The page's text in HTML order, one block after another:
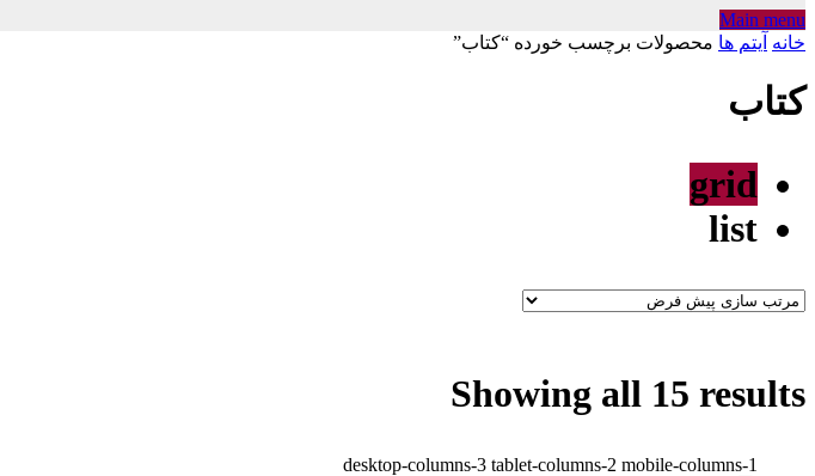
Main menu
خانه آیتم ها محصولات برچسب خورده “كتاب”
كتاب
grid
list
Showing all 15 results
desktop-columns-3 tablet-columns-2 mobile-columns-1